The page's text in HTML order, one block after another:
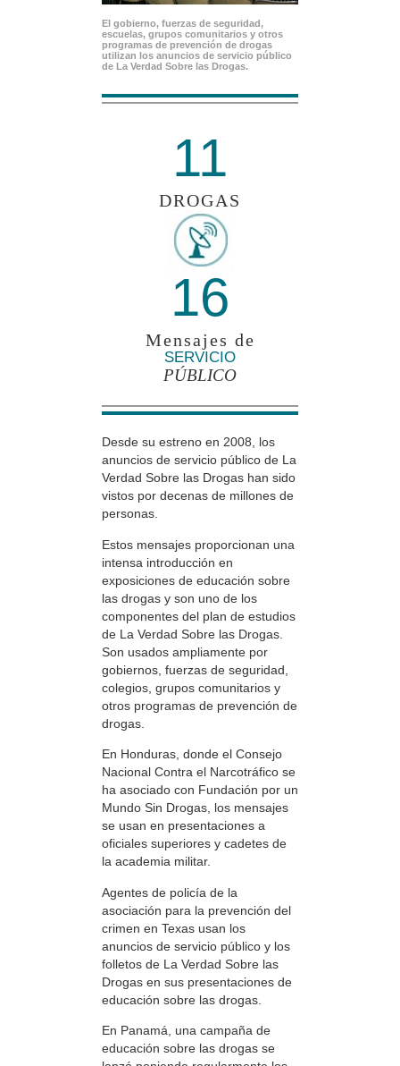
El gobierno, fuerzas de seguridad,
escuelas, grupos comunitarios y otros
programas de prevención de drogas
utilizan los anuncios de servicio público
de La Verdad Sobre las Drogas.
11
DROGAS
16
Mensajes de
SERVICIO
PÚBLICO
Desde su estreno en 2008, los
anuncios de servicio público de La
Verdad Sobre las Drogas han sido
vistos por decenas de millones de
personas.
Estos mensajes proporcionan una
intensa introducción en
exposiciones de educación sobre
las drogas y son uno de los
componentes del plan de estudios
de La Verdad Sobre las Drogas.
Son usados ampliamente por
gobiernos, fuerzas de seguridad,
colegios, grupos comunitarios y
otros programas de prevención de
drogas.
En Honduras, donde el Consejo
Nacional Contra el Narcotráfico se
ha asociado con Fundación por un
Mundo Sin Drogas, los mensajes
se usan en presentaciones a
oficiales superiores y cadetes de
la academia militar.
Agentes de policía de la
asociación para la prevención del
crimen en Texas usan los
anuncios de servicio público y los
folletos de La Verdad Sobre las
Drogas en sus presentaciones de
educación sobre las drogas.
En Panamá, una campaña de
educación sobre las drogas se